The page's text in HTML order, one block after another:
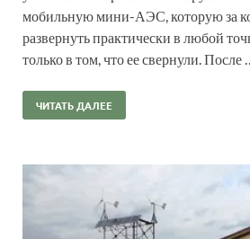
мобильную мини-АЭС, которую за
развернуть практически в любой
только в том, что ее свернули. После
ЧИТАТЬ ДАЛЕЕ